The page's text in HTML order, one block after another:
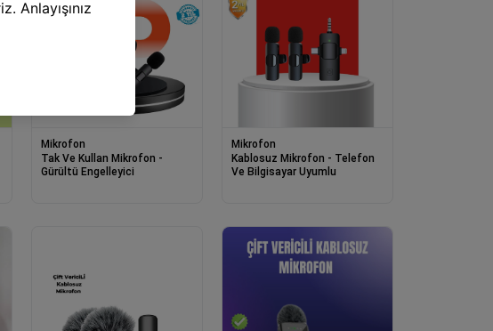
Mikrofon
Tak Ve Kullan Mikrofon -
Gürültü Engelleyici
Mikrofon
Kablosuz Mikrofon - Telefon
Ve Bilgisayar Uyumlu